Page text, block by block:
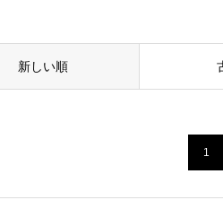
新しい順
1